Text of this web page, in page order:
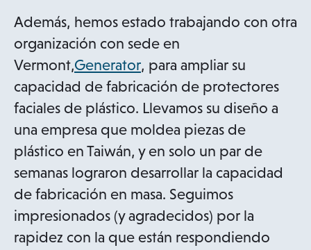
Además, hemos estado trabajando con otra
organización con sede en
Vermont,Generatoro
p
e
n
s
i
n
a
n
, para ampliar su
capacidad de fabricación de protectores
faciales de plástico. Llevamos su diseño a
una empresa que moldea piezas de
plástico en Taiwán, y en solo un par de
semanas lograron desarrollar la capacidad
de fabricación en masa. Seguimos
impresionados (y agradecidos) por la
rapidez con la que están respondiendo